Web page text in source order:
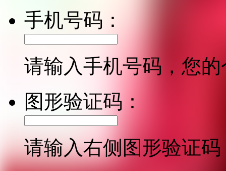
手机号码：
请输入手机号码，您
图形验证码：
请输入右侧图形验证码